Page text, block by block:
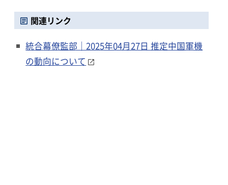
関連リンク
統合幕僚監部｜2025年04月27日 推定中国軍機
の動向について